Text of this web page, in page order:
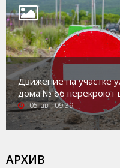
Движение на участке
дома № 66 перекроют
05-авг, 09:39
АРХИВ